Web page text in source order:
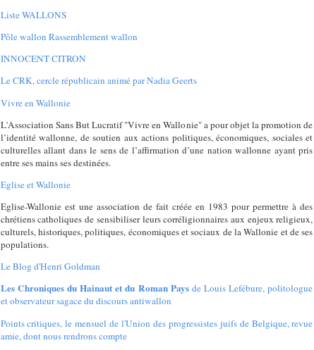
Liste WALLONS
Pôle wallon Rassemblement wallon
INNOCENT CITRON
Le CRK, cercle républicain animé par Nadia Geerts
Vivre en Wallonie
L'Association Sans But Lucratif "Vivre en Wallonie" a pour objet la promotion de
l’identité wallonne, de soutien aux actions politiques, économiques, sociales et
culturelles allant dans le sens de l’affirmation d’une nation wallonne ayant pris
entre ses mains ses destinées.
Eglise et Wallonie
Eglise-Wallonie est une association de fait créée en 1983 pour permettre à des
chrétiens catholiques de sensibiliser leurs corréligionnaires aux enjeux religieux,
culturels, historiques, politiques, économiques et sociaux de la Wallonie et de ses
populations.
Le Blog d'Henri Goldman
Les Chroniques du Hainaut et du Roman Paysde Louis Lefébure, politologue
et observateur sagace du discours antiwallon
Points critiques, le mensuel de l'Union des progressistes juifs de Belgique, revue
amie, dont nous rendrons compte